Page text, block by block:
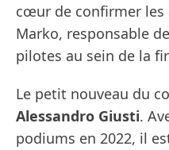
cœur de confirmer les
Marko, responsable
pilotes au sein de la
Le petit nouveau du
Alessandro Giusti.
podiums en 2022, il